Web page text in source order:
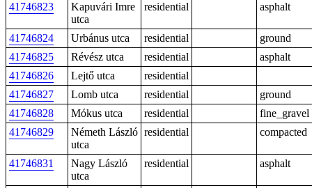
41746823
Kapuvári Imre
utca
residential asphalt
41746824 Urbánus utca residential
ground
41746825
Révész utca residential
asphalt
41746826
Lejtő utca
residential
41746827
Lomb utca residential
ground
41746828
Mókus utca residential
fine_gravel
41746829
Németh László
utca
residential compacted
41746831
Nagy László
utca
residential asphalt